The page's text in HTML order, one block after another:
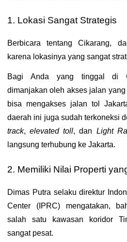
1. Lokasi Sangat Strategis
Berbicara tentang Cikarang,
karena lokasinya yang sangat
Bagi Anda yang tinggal di
dimanjakan oleh akses jalan
bisa mengakses jalan tol
daerah ini juga sudah terkoneksi
track, elevated toll, dan Light
langsung terhubung ke Jakarta.
2. Memiliki Nilai Properti
Dimas Putra selaku direktur
Center (IPRC) mengatakan,
salah satu kawasan koridor
sangat pesat.